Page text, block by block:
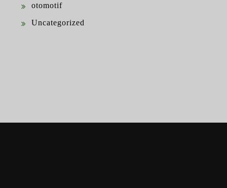
otomotif
Uncategorized